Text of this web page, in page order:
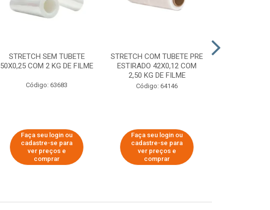
STRETCH SEM TUBETE
50X0,25 COM 2 KG DE FILME
Código: 63683
Faça seu login ou
cadastre-se para
ver preços e
comprar
STRETCH COM TUBETE PRE
ESTIRADO 42X0,12 COM
2,50 KG DE FILME
Código: 64146
Faça seu login ou
cadastre-se para
ver preços e
comprar